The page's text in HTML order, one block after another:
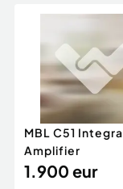
Animale de
Afaceri și
Inchiriere Bunuri
Utilaje agricole
Piese auto si
Dacia Duster
MBL C51
Amplifier
1.900 eur